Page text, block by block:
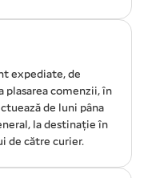
expediate, de
plasarea comenzii, în
de luni pâna
la destinație în
de către curier.